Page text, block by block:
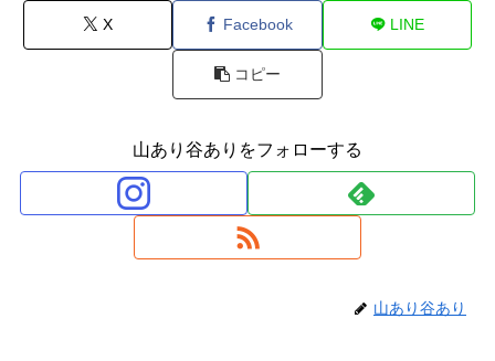
X Facebook LINE
コピー
山あり谷ありをフォローする
山あり谷あり